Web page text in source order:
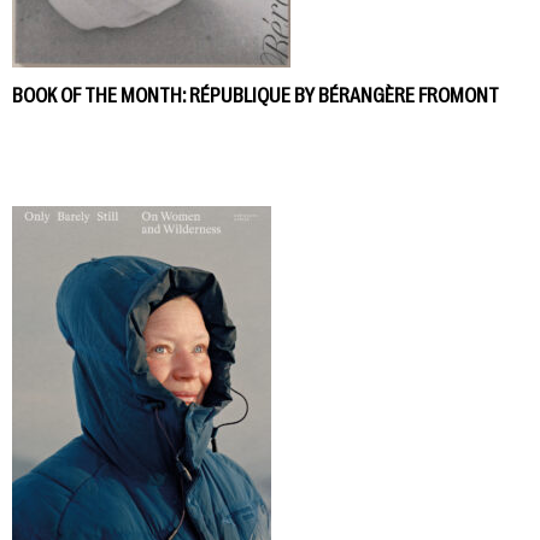
BOOK OF THE MONTH: RÉPUBLIQUE BY BÉRANGÈRE FROMONT